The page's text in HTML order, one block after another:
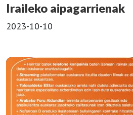
Iraileko aipagarrienak
2023-10-10